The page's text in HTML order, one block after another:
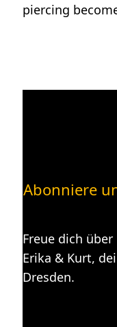
piercing
Abonniere
Freue dich
Erika & Kurt,
Dresden.